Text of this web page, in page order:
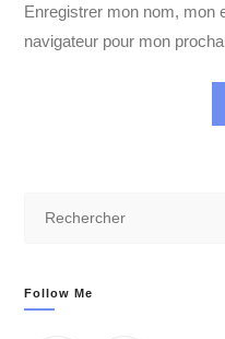
Enregistrer mon nom, mon
navigateur pour mon
Follow Me